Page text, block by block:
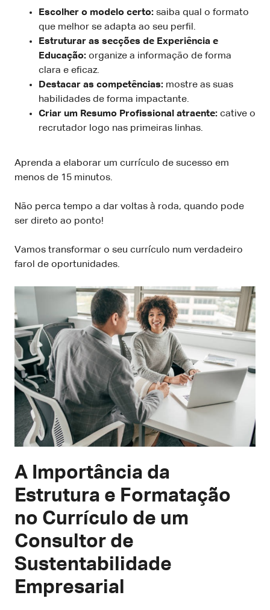
Escolher o modelo certo: saiba qual o formato
que melhor se adapta ao seu perfil.
Estruturar as secções de Experiência e
Educação: organize a informação de forma
clara e eficaz.
Destacar as competências: mostre as suas
habilidades de forma impactante.
Criar um Resumo Profissional atraente: cative o
recrutador logo nas primeiras linhas.
Aprenda a elaborar um currículo de sucesso em
menos de 15 minutos.
Não perca tempo a dar voltas à roda, quando pode
ser direto ao ponto!
Vamos transformar o seu currículo num verdadeiro
farol de oportunidades.
A Importância da
Estrutura e Formatação
no Currículo de um
Consultor de
Sustentabilidade
Empresarial